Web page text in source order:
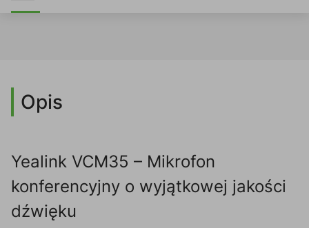
Opis
Yealink VCM35 – Mikrofon
konferencyjny o wyjątkowej jakości
dźwięku